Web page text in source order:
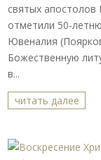
святых
отметили 50-
Ювеналия
Божественную
в...
читать далее